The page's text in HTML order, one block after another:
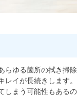
らゆる箇所の拭き掃除
イが長続きします。
しまう可能性もあるの